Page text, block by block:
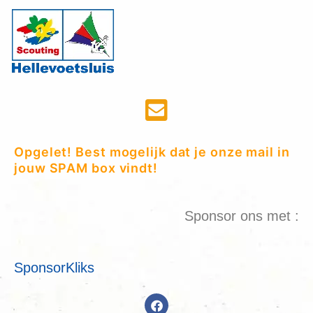
Opgelet! Best mogelijk dat je onze mail in
jouw SPAM box vindt!
Sponsor ons met :
SponsorKliks